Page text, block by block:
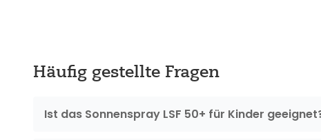
Häufig gestellte Fragen
Ist das Sonnenspray LSF 50+ für Kinder